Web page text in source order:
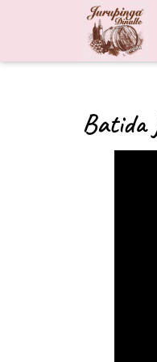
Batida